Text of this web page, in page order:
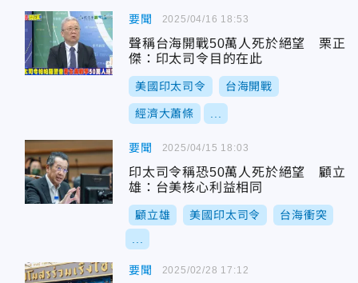
要聞
聲稱台海開戰50萬人死於絕望 栗正
傑：印太司令目的在此
美國印太司令 台海開戰
經濟大蕭條
2025/04/16 18:53
要聞
印太司令稱恐50萬人死於絕望 顧立
雄：台美核心利益相同
顧立雄 美國印太司令 台海衝突
2025/04/15 18:03
要聞 2025/02/28 17:12